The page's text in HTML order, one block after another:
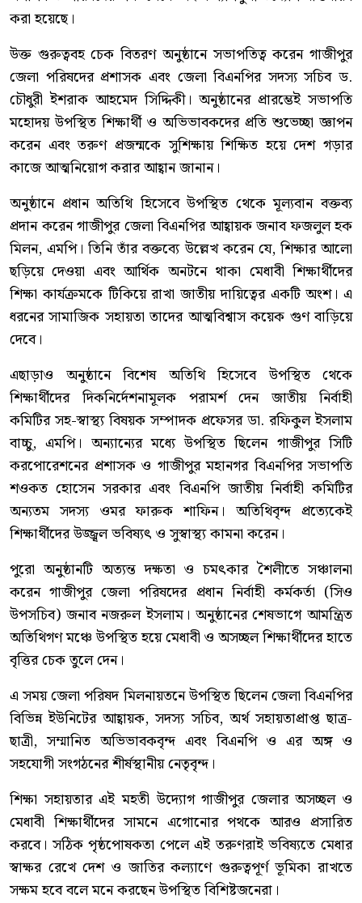
করা হয়েছে।
উক্ত গুরুত্ববহ চেক বিতরণ অনুষ্ঠানে সভাপতিত্ব করেন গাজীপুর
জেলা পরিষদের প্রশাসক এবং জেলা বিএনপির সদস্য সচিব ড.
চৌধুরী ইশরাক আহমেদ সিদ্দিকী। অনুষ্ঠানের প্রারম্ভেই সভাপতি
মহোদয় উপস্থিত শিক্ষার্থী ও অভিভাবকদের প্রতি শুভেচ্ছা জ্ঞাপন
করেন এবং তরুণ প্রজন্মকে সুশিক্ষায় শিক্ষিত হয়ে দেশ গড়ার
কাজে আত্মনিয়োগ করার আহ্বান জানান।
অনুষ্ঠানে প্রধান অতিথি হিসেবে উপস্থিত থেকে মূল্যবান বক্তব্য
প্রদান করেন গাজীপুর জেলা বিএনপির আহ্বায়ক জনাব ফজলুল হক
মিলন, এমপি। তিনি তাঁর বক্তব্যে উল্লেখ করেন যে, শিক্ষার আলো
ছড়িয়ে দেওয়া এবং আর্থিক অনটনে থাকা মেধাবী শিক্ষার্থীদের
শিক্ষা কার্যক্রমকে টিকিয়ে রাখা জাতীয় দায়িত্বের একটি অংশ। এ
ধরনের সামাজিক সহায়তা তাদের আত্মবিশ্বাস কয়েক গুণ বাড়িয়ে
দেবে।
এছাড়াও অনুষ্ঠানে বিশেষ অতিথি হিসেবে উপস্থিত থেকে
শিক্ষার্থীদের দিকনির্দেশনামূলক পরামর্শ দেন জাতীয় নির্বাহী
কমিটির সহ-স্বাস্থ্য বিষয়ক সম্পাদক প্রফেসর ডা. রফিকুল ইসলাম
বাচ্চু, এমপি। অন্যান্যের মধ্যে উপস্থিত ছিলেন গাজীপুর সিটি
করপোরেশনের প্রশাসক ও গাজীপুর মহানগর বিএনপির সভাপতি
শওকত হোসেন সরকার এবং বিএনপি জাতীয় নির্বাহী কমিটির
অন্যতম সদস্য ওমর ফারুক শাফিন। অতিথিবৃন্দ প্রত্যেকেই
শিক্ষার্থীদের উজ্জ্বল ভবিষ্যৎ ও সুস্বাস্থ্য কামনা করেন।
পুরো অনুষ্ঠানটি অত্যন্ত দক্ষতা ও চমৎকার শৈলীতে সঞ্চালনা
করেন গাজীপুর জেলা পরিষদের প্রধান নির্বাহী কর্মকর্তা (সিও
উপসচিব) জনাব নজরুল ইসলাম। অনুষ্ঠানের শেষভাগে আমন্ত্রিত
অতিথিগণ মঞ্চে উপস্থিত হয়ে মেধাবী ও অসচ্ছল শিক্ষার্থীদের হাতে
বৃত্তির চেক তুলে দেন।
এ সময় জেলা পরিষদ মিলনায়তনে উপস্থিত ছিলেন জেলা বিএনপির
বিভিন্ন ইউনিটের আহ্বায়ক, সদস্য সচিব, অর্থ সহায়তাপ্রাপ্ত ছাত্র-
ছাত্রী, সম্মানিত অভিভাবকবৃন্দ এবং বিএনপি ও এর অঙ্গ ও
সহযোগী সংগঠনের শীর্ষস্থানীয় নেতৃবৃন্দ।
শিক্ষা সহায়তার এই মহতী উদ্যোগ গাজীপুর জেলার অসচ্ছল ও
মেধাবী শিক্ষার্থীদের সামনে এগোনোর পথকে আরও প্রসারিত
করবে। সঠিক পৃষ্ঠপোষকতা পেলে এই তরুণরাই ভবিষ্যতে মেধার
স্বাক্ষর রেখে দেশ ও জাতির কল্যাণে গুরুত্বপূর্ণ ভূমিকা রাখতে
সক্ষম হবে বলে মনে করছেন উপস্থিত বিশিষ্টজনেরা।